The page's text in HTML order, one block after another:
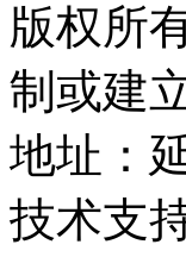
版权所
制或建
地址：
技术支